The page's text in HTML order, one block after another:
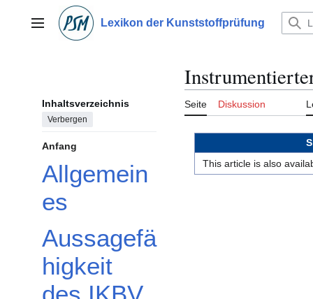
springenHauptmenü Lexikon der Kunststoffprüfung
Inhaltsverzeichnis
Verbergen
Anfang
Allgemein
es
Aussagefä
higkeit
Seite Diskussion
This article is also